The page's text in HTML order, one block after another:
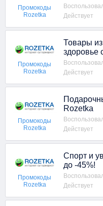
Промокоды
Rozetka
Действует
Промокоды
Rozetka
Товары из
здоровье
Действует
Промокоды
Rozetka
Rozetka
Действует
Промокоды
Rozetka
Спорт и
до -45%!
Действует